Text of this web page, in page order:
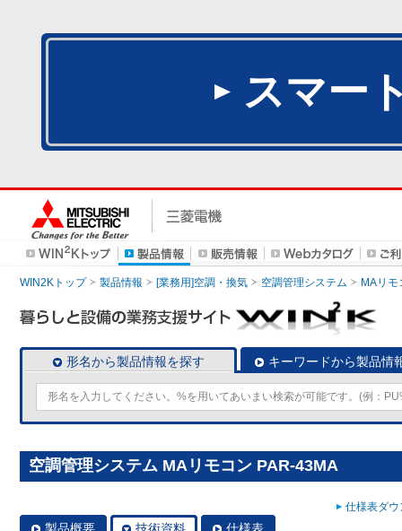
スマー
WIN2Kトップ 製品情報 [業務用]空調・換気 空調管理システム MAリモ
形名から製品情報を探す キーワードから製品情
空調管理システム MAリモコン PAR-43MA
仕様表ダ